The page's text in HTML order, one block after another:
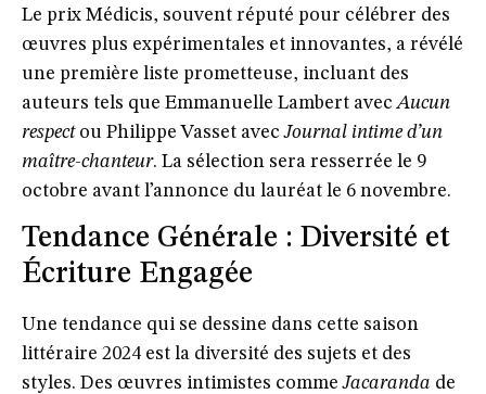
Le prix Médicis, souvent réputé pour célébrer des
œuvres plus expérimentales et innovantes, a révélé
une première liste prometteuse, incluant des
auteurs tels que Emmanuelle Lambert avec Aucun
respectou Philippe Vasset avecJournal intime d’un
maître-chanteur. La sélection sera resserrée le 9
octobre avant l’annonce du lauréat le 6 novembre.
Tendance Générale : Diversité et
Écriture Engagée
Une tendance qui se dessine dans cette saison
littéraire 2024 est la diversité des sujets et des
styles. Des œuvres intimistes commeJacaranda de